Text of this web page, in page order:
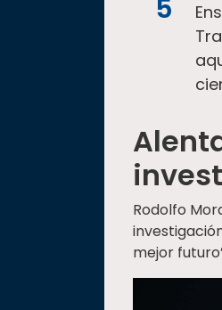
Rodolfo
mejor